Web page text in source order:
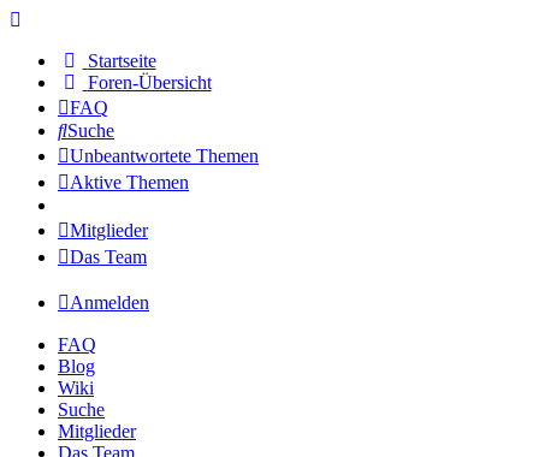
Startseite
Foren-Übersicht
FAQ
Suche
Unbeantwortete Themen
Aktive Themen
Mitglieder
Das Team
Anmelden
FAQ
Blog
Wiki
Suche
Mitglieder
Das Team